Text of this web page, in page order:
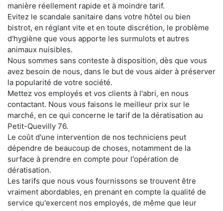
manière réellement rapide et à moindre tarif.
Evitez le scandale sanitaire dans votre hôtel ou bien
bistrot, en réglant vite et en toute discrétion, le problème
d'hygiène que vous apporte les surmulots et autres
animaux nuisibles.
Nous sommes sans conteste à disposition, dès que vous
avez besoin de nous, dans le but de vous aider à préserver
la popularité de votre société.
Mettez vos employés et vos clients à l'abri, en nous
contactant. Nous vous faisons le meilleur prix sur le
marché, en ce qui concerne le tarif de la dératisation au
Petit-Quevilly 76.
Le coût d'une intervention de nos techniciens peut
dépendre de beaucoup de choses, notamment de la
surface à prendre en compte pour l'opération de
dératisation.
Les tarifs que nous vous fournissons se trouvent être
vraiment abordables, en prenant en compte la qualité de
service qu'exercent nos employés, de même que leur